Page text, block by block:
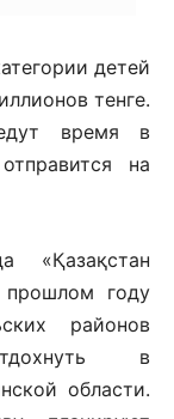
детей
тенге.
время в
на
«Қазақстан
году
районов
в
области.